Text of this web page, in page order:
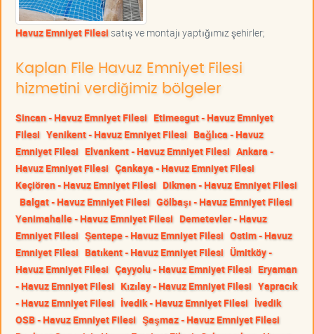
Havuz Emniyet Filesisatış ve montajı yaptığımız şehirler;
Kaplan File Havuz Emniyet Filesi
hizmetini verdiğimiz bölgeler
Sincan - Havuz Emniyet Filesi Etimesgut - Havuz Emniyet
Filesi Yenikent - Havuz Emniyet Filesi Bağlıca - Havuz
Emniyet Filesi Elvankent - Havuz Emniyet Filesi Ankara -
Havuz Emniyet Filesi Çankaya - Havuz Emniyet Filesi
Keçiören - Havuz Emniyet Filesi Dikmen - Havuz Emniyet Filesi
Balgat - Havuz Emniyet Filesi Gölbaşı - Havuz Emniyet Filesi
Yenimahalle - Havuz Emniyet Filesi Demetevler - Havuz
Emniyet Filesi Şentepe - Havuz Emniyet Filesi Ostim - Havuz
Emniyet Filesi Batıkent - Havuz Emniyet Filesi Ümitköy -
Havuz Emniyet Filesi Çayyolu - Havuz Emniyet Filesi Eryaman
- Havuz Emniyet Filesi Kızılay - Havuz Emniyet Filesi Yapracık
- Havuz Emniyet Filesi İvedik - Havuz Emniyet Filesi İvedik
OSB - Havuz Emniyet Filesi Şaşmaz - Havuz Emniyet Filesi